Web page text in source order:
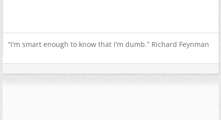
“I'm smart enough to know that I'm dumb.” Richard Feynman